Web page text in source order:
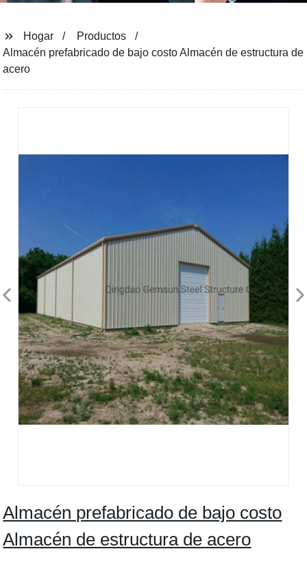
Hogar
Productos
Almacén prefabricado de bajo costo Almacén de estructura de
acero
Almacén prefabricado de bajo costo
Almacén de estructura de acero